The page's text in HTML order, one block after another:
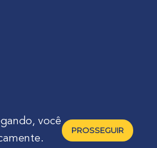
você
PROSSEGUIR